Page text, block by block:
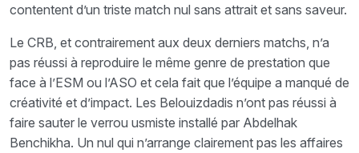
contentent d’un triste match nul sans attrait et sans saveur.
Le CRB, et contrairement aux deux derniers matchs, n’a
pas réussi à reproduire le même genre de prestation que
face à l’ESM ou l’ASO et cela fait que l’équipe a manqué de
créativité et d’impact. Les Belouizdadis n’ont pas réussi à
faire sauter le verrou usmiste installé par Abdelhak
Benchikha. Un nul qui n’arrange clairement pas les affaires